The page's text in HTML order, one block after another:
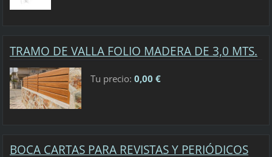
TRAMO DE VALLA FOLIO MADERA DE 3,0 MTS.
Tu precio: 0,00 €
BOCA CARTAS PARA REVISTAS Y PERIÓDICOS